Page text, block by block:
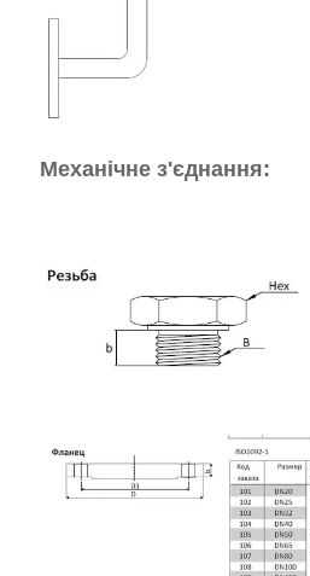
Механічне з'єднання: